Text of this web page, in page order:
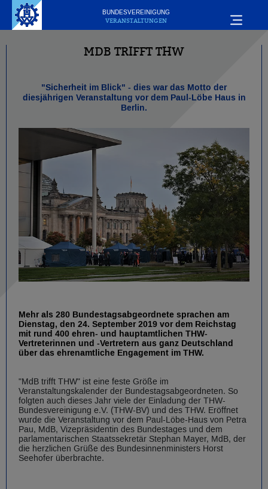
BUNDESVEREINIGUNG
VERANSTALTUNGEN
MDB TRIFFT THW
"Sicherheit im Blick" - dies war das Motto der
diesjährigen Veranstaltung vor dem Paul-Löbe Haus in
Berlin.
Mehr als 280 Bundestagsabgeordnete sprachen am
Dienstag, den 24. September 2019 vor dem Reichstag
mit rund 400 ehren- und hauptamtlichen THW-
Vertreterinnen und -Vertretern aus ganz Deutschland
über das ehrenamtliche Engagement im THW.
"MdB trifft THW" ist eine feste Größe im
Veranstaltungskalender der Bundestagsabgeordneten. So
folgten auch dieses Jahr viele der Einladung der THW-
Bundesvereinigung e.V. (THW-BV) und des THW. Eröffnet
wurde die Veranstaltung vor dem Paul-Löbe-Haus von Petra
Pau, MdB, Vizepräsidentin des Bundestages und dem
parlamentarischen Staatssekretär Stephan Mayer, MdB, der
die herzlichen Grüße des Bundesinnenministers Horst
Seehofer überbrachte.